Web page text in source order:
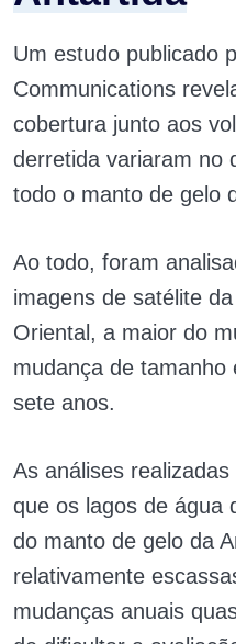
Um estudo publicado
Communications
cobertura junto aos
derretida variaram no
todo o manto de gelo
Ao todo, foram
imagens de satélite
Oriental, a maior do
mudança de tamanho
sete anos.
As análises
que os lagos de água
do manto de gelo da
relativamente
mudanças anuais